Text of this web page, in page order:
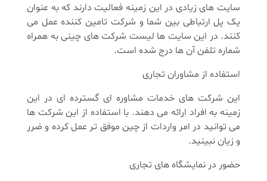
سایت های زیادی در این زمینه فعالیت دارند که به عنوان
یک پل ارتباطی بین شما و شرکت تامین کننده عمل می
کنند. در این سایت ها لیست شرکت های چینی به همراه
شماره تلفن آن ها درج شده است.
استفاده از مشاوران تجاری
این شرکت های خدمات مشاوره ای گسترده ای در این
زمینه به افراد ارائه می دهند. با استفاده از این شرکت ها
می توانید در امر واردات از چین موفق تر عمل کرده و ضرر
و زیان نبینید.
حضور در نمایشگاه های تجاری